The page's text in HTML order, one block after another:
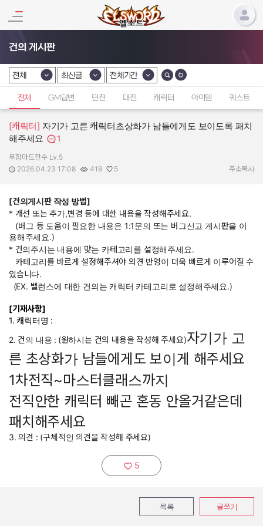
건의 게시판
카테고리 선택
전체
카테고리 선택
최신글
카테고리 선택
전체기간
전체 GM답변 던전 대전 캐릭터 아이템 퀘스트
[캐릭터] 자기가 고른 캐릭터초상화가 남들에게도 보이도록 패치
해주세요
1
작성자:
무함마드깐수 Lv.5
작성일:
2026.04.23 17:08
조회수:
419
추천수:
5 주소복사
[건의게시판 작성 방법]
* 개선 또는 추가,변경 등에 대한 내용을 작성해주세요.
(버그 등 도움이 필요한 내용은 1:1문의 또는 버그신고 게시판을 이
용해주세요.)
* 건의주시는 내용에 맞는 카테고리를 설정해주세요.
카테고리를 바르게 설정해주셔야 의견 반영이 더욱 빠르게 이루어질 수
있습니다.
(EX. 밸런스에 대한 건의는 캐릭터 카테고리로 설정해주세요.)
[기재사항]
1. 캐릭터명 :
2. 건의 내용 : (원하시는 건의 내용을 작성해 주세요)자기가 고
른 초상화가 남들에게도 보이게 해주세요
1차전직~마스터클래스까지
전직안한 캐릭터 빼곤 혼동 안올거같은데
패치해주세요
3. 의견 : (구체적인 의견을 작성해 주세요)
추천하기:
5
목록 글쓰기